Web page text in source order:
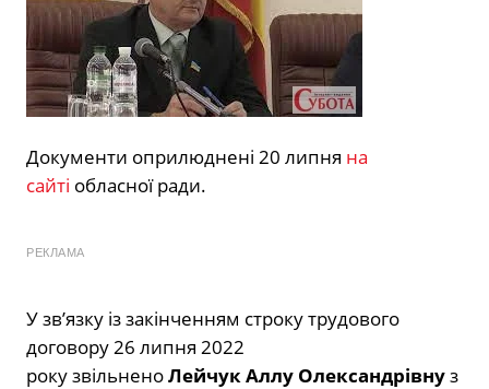
Документи оприлюднені 20 липня на
сайті обласної ради.
РЕКЛАМА
У зв’язку із закінченням строку трудового
договору 26 липня 2022
року звільненоЛейчук Аллу Олександрівнуз